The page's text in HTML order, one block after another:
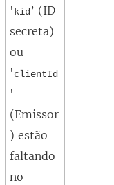
' kid ’ (ID
secreta)
ou
'clientId
'
(Emissor
) estão
faltando
no